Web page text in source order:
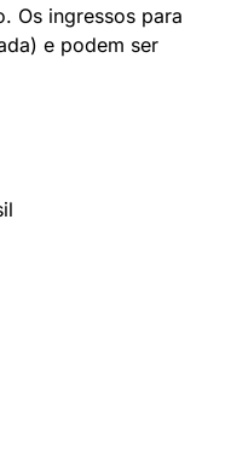
Os ingressos para
e podem ser